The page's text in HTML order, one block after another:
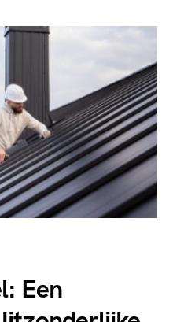
Een